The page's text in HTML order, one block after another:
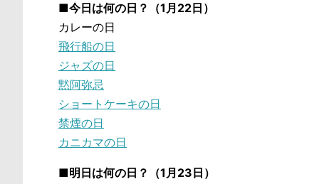
■今日は何の日？（1月22日）
カレーの日
飛行船の日
ジャズの日
黙阿弥忌
ショートケーキの日
禁煙の日
カニカマの日
■明日は何の日？（1月23日）